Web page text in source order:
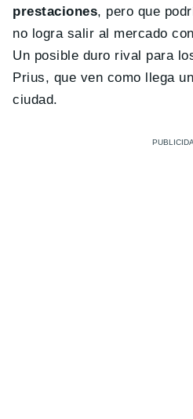
prestaciones, pero que
no logra salir al mercado
Un posible duro rival para
Prius, que ven como llega
ciudad.